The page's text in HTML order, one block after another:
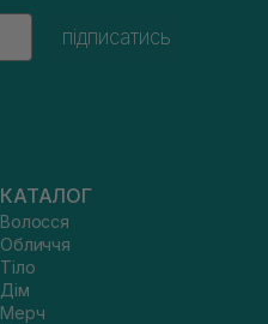
підписатись
КАТАЛОГ
Волосся
Обличчя
Тіло
Дім
Мерч